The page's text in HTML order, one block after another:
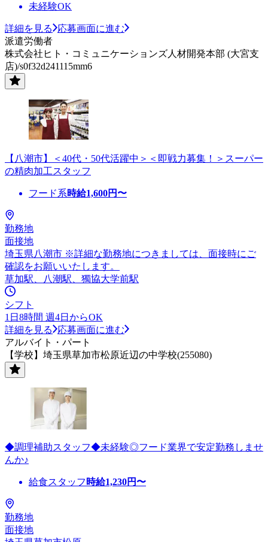
未経験OK
詳細を見る
応募画面に進む
派遣労働者
株式会社ヒト・コミュニケーションズ人材開発本部 (大宮支
店)/s0f32d241115mm6
【八潮市】＜40代・50代活躍中＞＜即戦力募集！＞スーパー
の精肉加工スタッフ
フード系時給1,600円〜
勤務地
面接地
埼玉県八潮市 ※詳細な勤務地につきましては、面接時にご
確認をお願いいたします。
草加駅、八潮駅、獨協大学前駅
シフト
1日8時間 週4日からOK
詳細を見る
応募画面に進む
アルバイト・パート
【学校】埼玉県草加市松原近辺の中学校(255080)
◆調理補助スタッフ◆未経験◎フード業界で安定勤務しませ
んか♪
給食スタッフ 時給1,230円〜
勤務地
面接地